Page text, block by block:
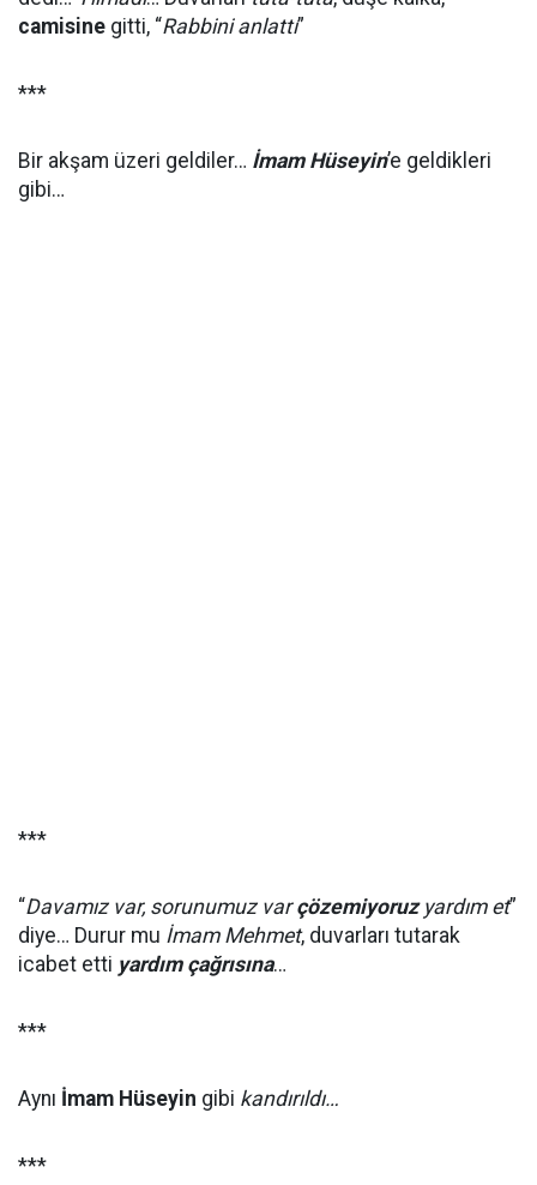
camisine gitti, “Rabbini anlattı”
***
Bir akşam üzeri geldiler… İmam Hüseyin’e geldikleri
gibi…
***
“Davamız var, sorunumuz varçözemiyoruz yardım et”
diye… Durur mu İmam Mehmet, duvarları tutarak
icabet etti yardım çağrısına…
***
Aynı İmam Hüseyin gibi kandırıldı…
***